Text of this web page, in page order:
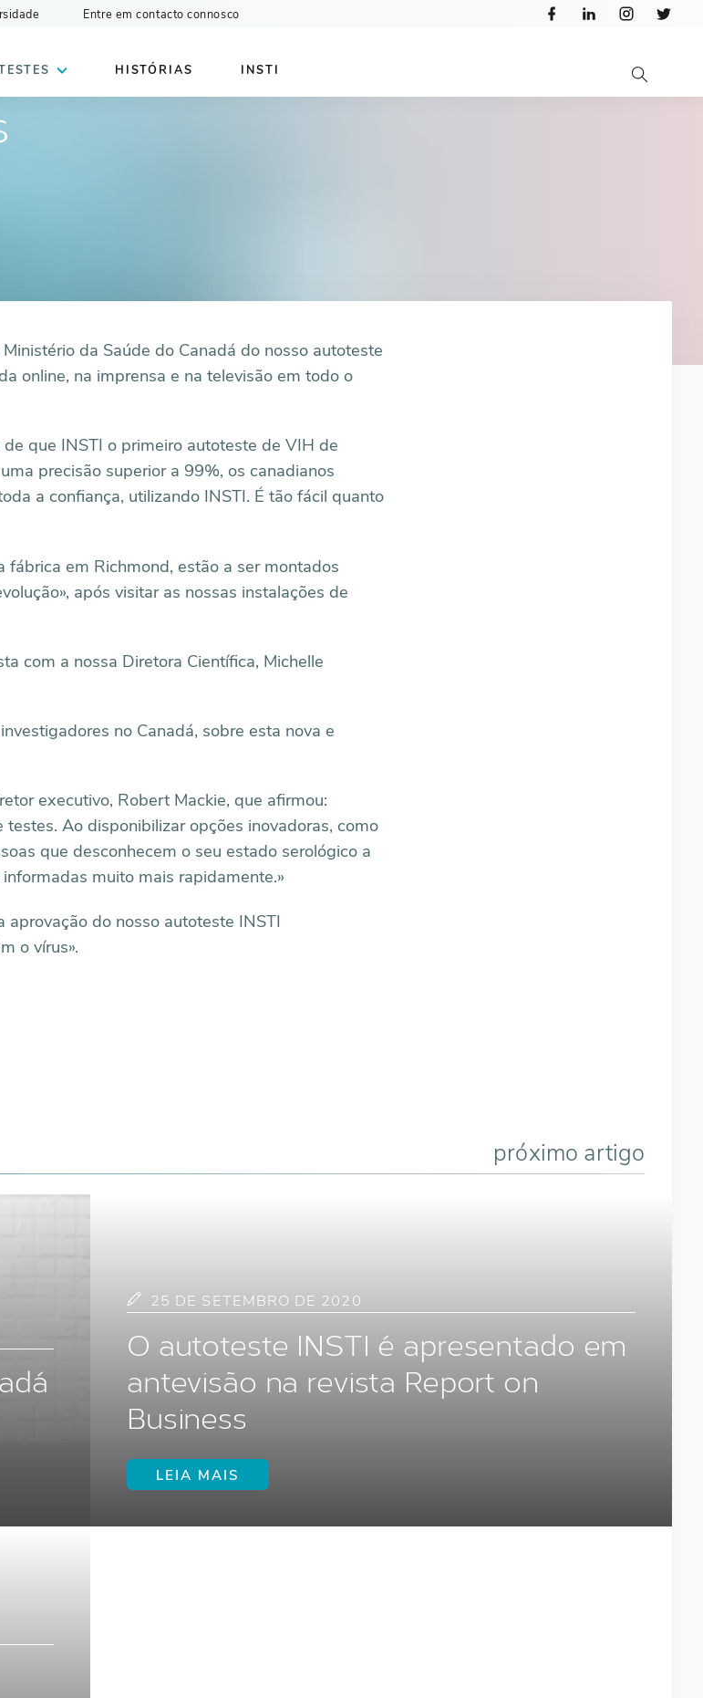
Entre em contacto connosco
HISTÓRIAS INSTI
da Saúde do Canadá do nosso autoteste
online, na imprensa e na televisão em todo o
que INSTI o primeiro autoteste de VIH de
precisão superior a 99%, os canadianos
a confiança, utilizando INSTI. É tão fácil quanto
fábrica em Richmond, estão a ser montados
após visitar as nossas instalações de
com a nossa Diretora Científica, Michelle
no Canadá, sobre esta nova e
executivo, Robert Mackie, que afirmou:
Ao disponibilizar opções inovadoras, como
que desconhecem o seu estado serológico a
muito mais rapidamente.»
do nosso autoteste INSTI
o vírus».
próximo artigo
25 DE SETEMBRO DE 2020
O autoteste INSTI é apresentado em
antevisão na revista Report on
Business
LEIA MAIS